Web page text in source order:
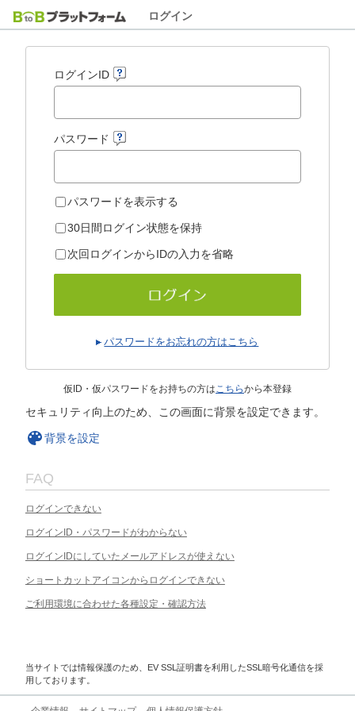
ログイン
ログインID
パスワード
パスワードを表示する
30日間ログイン状態を保持
次回ログインからIDの入力を省略
パスワードをお忘れの方はこちら
仮ID・仮パスワードをお持ちの方はこちらから本登録
セキュリティ向上のため、この画面に背景を設定できます。
背景を設定
FAQ
ログインできない
ログインID・パスワードがわからない
ログインIDにしていたメールアドレスが使えない
ショートカットアイコンからログインできない
ご利用環境に合わせた各種設定・確認方法
当サイトでは情報保護のため、EV SSL証明書を利用したSSL暗号化通信を採
用しております。